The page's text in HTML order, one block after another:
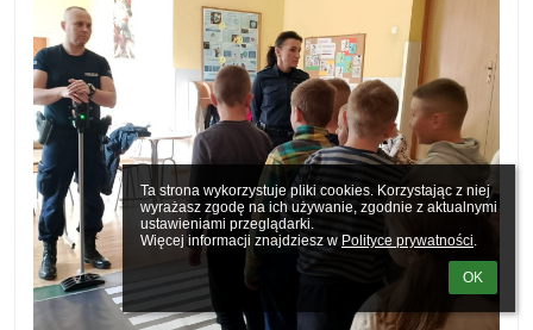
Ta strona wykorzystuje pliki cookies. Korzystając z niej
wyrażasz zgodę na ich używanie, zgodnie z aktualnymi
ustawieniami przeglądarki.
Więcej informacji znajdziesz w Polityce prywatności.
OK